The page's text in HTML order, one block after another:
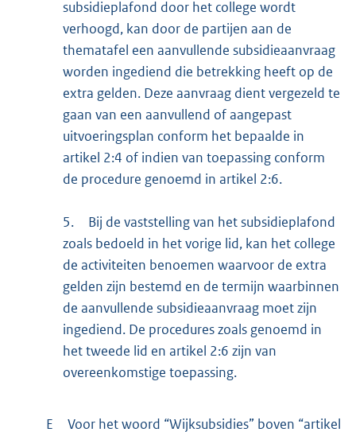
subsidieplafond door het college wordt
verhoogd, kan door de partijen aan de
thematafel een aanvullende subsidieaanvraag
worden ingediend die betrekking heeft op de
extra gelden. Deze aanvraag dient vergezeld te
gaan van een aanvullend of aangepast
uitvoeringsplan conform het bepaalde in
artikel 2:4 of indien van toepassing conform
de procedure genoemd in artikel 2:6.
5.
Bij de vaststelling van het subsidieplafond
zoals bedoeld in het vorige lid, kan het college
de activiteiten benoemen waarvoor de extra
gelden zijn bestemd en de termijn waarbinnen
de aanvullende subsidieaanvraag moet zijn
ingediend. De procedures zoals genoemd in
het tweede lid en artikel 2:6 zijn van
overeenkomstige toepassing.
E
Voor het woord “Wijksubsidies” boven “artikel